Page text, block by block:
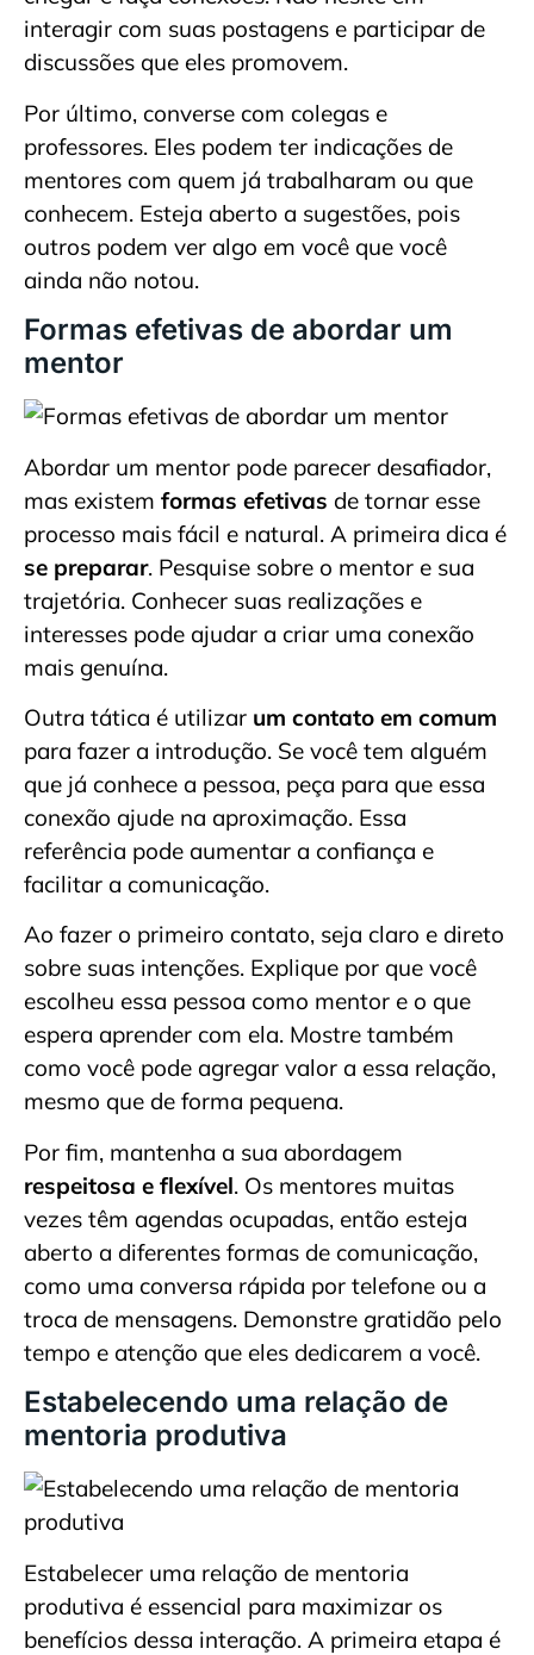
interagir com suas postagens e participar de
discussões que eles promovem.
Por último, converse com colegas e
professores. Eles podem ter indicações de
mentores com quem já trabalharam ou que
conhecem. Esteja aberto a sugestões, pois
outros podem ver algo em você que você
ainda não notou.
Formas efetivas de abordar um
mentor
Abordar um mentor pode parecer desafiador,
mas existem formas efetivas de tornar esse
processo mais fácil e natural. A primeira dica é
se preparar. Pesquise sobre o mentor e sua
trajetória. Conhecer suas realizações e
interesses pode ajudar a criar uma conexão
mais genuína.
Outra tática é utilizar um contato em comum
para fazer a introdução. Se você tem alguém
que já conhece a pessoa, peça para que essa
conexão ajude na aproximação. Essa
referência pode aumentar a confiança e
facilitar a comunicação.
Ao fazer o primeiro contato, seja claro e direto
sobre suas intenções. Explique por que você
escolheu essa pessoa como mentor e o que
espera aprender com ela. Mostre também
como você pode agregar valor a essa relação,
mesmo que de forma pequena.
Por fim, mantenha a sua abordagem
respeitosa e flexível. Os mentores muitas
vezes têm agendas ocupadas, então esteja
aberto a diferentes formas de comunicação,
como uma conversa rápida por telefone ou a
troca de mensagens. Demonstre gratidão pelo
tempo e atenção que eles dedicarem a você.
Estabelecendo uma relação de
mentoria produtiva
Estabelecer uma relação de mentoria
produtiva é essencial para maximizar os
benefícios dessa interação. A primeira etapa é